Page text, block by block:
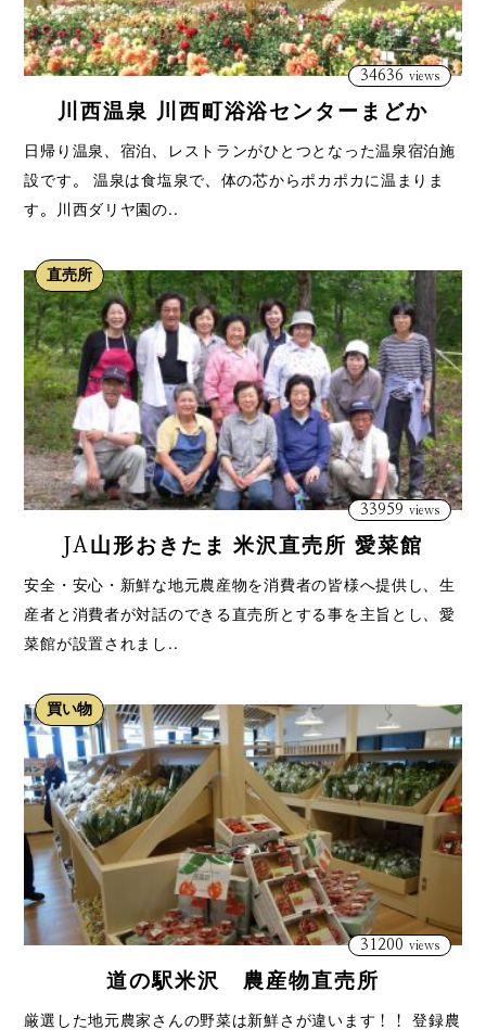
34636 views
川西温泉 川西町浴浴センターまどか
日帰り温泉、宿泊、レストランがひとつとなった温泉宿泊施
設です。 温泉は食塩泉で、体の芯からポカポカに温まりま
す。川西ダリヤ園の..
直売所
33959 views
JA山形おきたま 米沢直売所 愛菜館
安全・安心・新鮮な地元農産物を消費者の皆様へ提供し、生
産者と消費者が対話のできる直売所とする事を主旨とし、愛
菜館が設置されまし..
買い物
31200 views
道の駅米沢 農産物直売所
厳選した地元農家さんの野菜は新鮮さが違います！！ 登録農